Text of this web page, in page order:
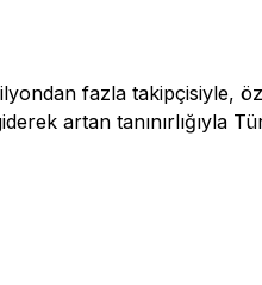
fazla takipçisiyle,
artan tanınırlığıyla